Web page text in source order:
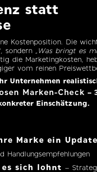
statt
Kostenposition. Die
, sondern
„Was bringt es
die Marketingkosten,
vom reinen
Unternehmen
Marken-Check –
Einschätzung.
Marke ein
Handlungsempfehlungen
es sich lohnt –